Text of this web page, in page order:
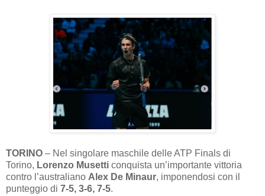
TORINO – Nel singolare maschile delle ATP Finals di
Torino, Lorenzo Musetti conquista un’importante vittoria
contro l’australiano Alex De Minaur, imponendosi con il
punteggio di 7-5, 3-6, 7-5.